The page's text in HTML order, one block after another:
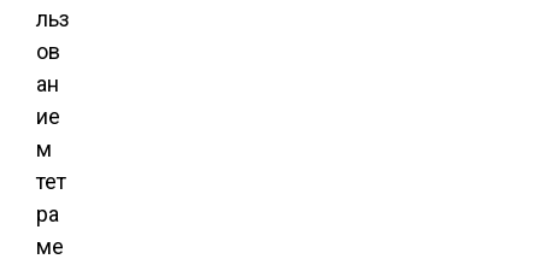
льз
ов
ан
ие
м
тет
ра
ме